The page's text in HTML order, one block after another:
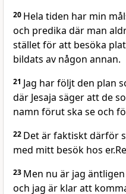
20 Hela tiden har min
och predika där man
stället för att besöka
bildats av någon annan.
21 Jag har följt den plan
där Jesaja säger att de
namn förut ska se och
22 Det är faktiskt därför
med mitt besök hos
23 Men nu är jag
och jag är klar att